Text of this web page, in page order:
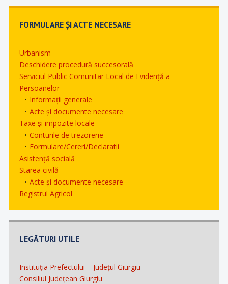
FORMULARE ȘI ACTE NECESARE
Urbanism
Deschidere procedură succesorală
Serviciul Public Comunitar Local de Evidență a
Persoanelor
Informații generale
Acte și documente necesare
Taxe și impozite locale
Conturile de trezorerie
Formulare/Cereri/Declaratii
Asistență socială
Starea civilă
Acte și documente necesare
Registrul Agricol
LEGĂTURI UTILE
Instituția Prefectului – Județul Giurgiu
Consiliul Județean Giurgiu